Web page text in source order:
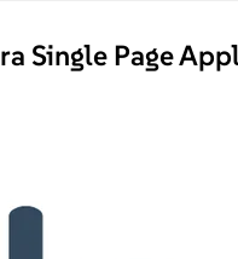
Single Page